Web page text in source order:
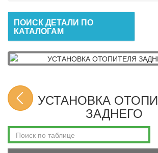
ПОИСК ДЕТАЛИ ПО
КАТАЛОГАМ
УСТАНОВКА
ЗАДНЕГО